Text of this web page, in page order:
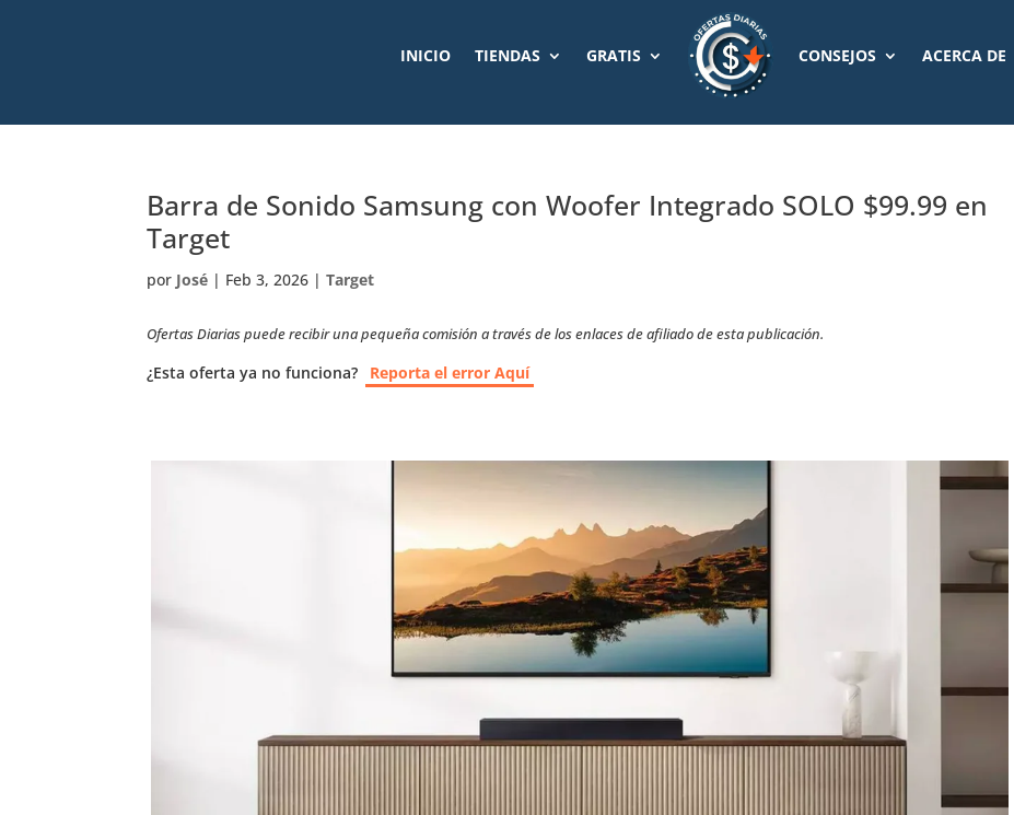
INICIO TIENDAS GRATIS CONSEJOS ACERCA DE
Barra de Sonido Samsung con Woofer Integrado SOLO $99.99 en
Target
por José | Feb 3, 2026 |Target
Ofertas Diarias puede recibir una pequeña comisión a través de los enlaces de afiliado de esta publicación.
¿Esta oferta ya no funciona? Reporta el error Aquí